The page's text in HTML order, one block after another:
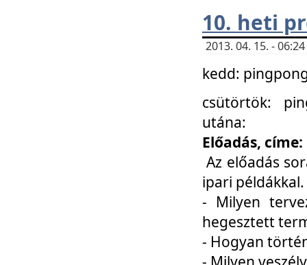
10. heti
2013. 04. 15. -
kedd:
csütörtök:
utána:
Előadás,
Az előadás
ipari
- Milyen
hegesztett
- Hogyan